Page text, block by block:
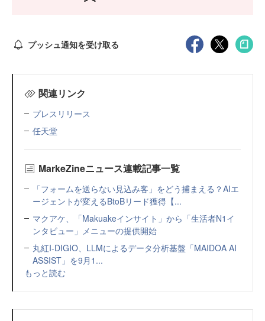
プッシュ通知を受け取る
関連リンク
プレスリリース
任天堂
MarkeZineニュース連載記事一覧
「フォームを送らない見込み客」をどう捕まえる？AIエ
ージェントが変えるBtoBリード獲得【...
マクアケ、「Makuakeインサイト」から「生活者N1イ
ンタビュー」メニューの提供開始
丸紅I-DIGIO、LLMによるデータ分析基盤「MAIDOA AI
ASSIST」を9月1...
もっと読む